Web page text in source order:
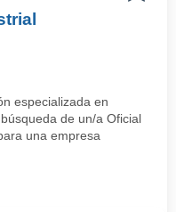
especializada en
de un/a Oficial
una empresa